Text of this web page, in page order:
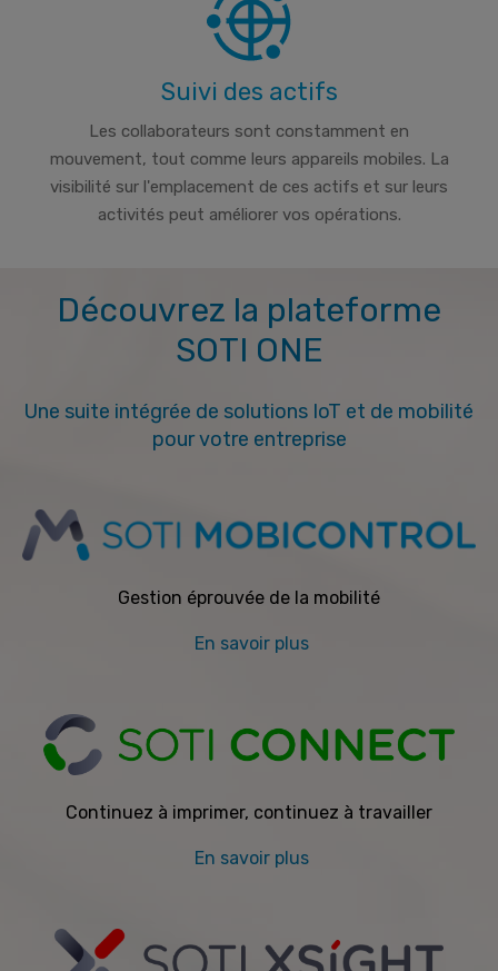
Suivi des actifs
Les collaborateurs sont constamment en
mouvement, tout comme leurs appareils mobiles. La
visibilité sur l'emplacement de ces actifs et sur leurs
activités peut améliorer vos opérations.
Découvrez la plateforme
SOTI ONE
Une suite intégrée de solutions IoT et de mobilité
pour votre entreprise
Gestion éprouvée de la mobilité
En savoir plus
Continuez à imprimer, continuez à travailler
En savoir plus